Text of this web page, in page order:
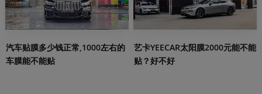
汽车贴膜多少钱正常,1000左右的
车膜能不能贴
艺卡YEECAR太阳膜2000元能不能
贴？好不好